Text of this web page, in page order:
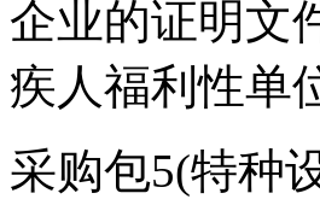
企业的证明文
疾人福利性单
采购包5(特种